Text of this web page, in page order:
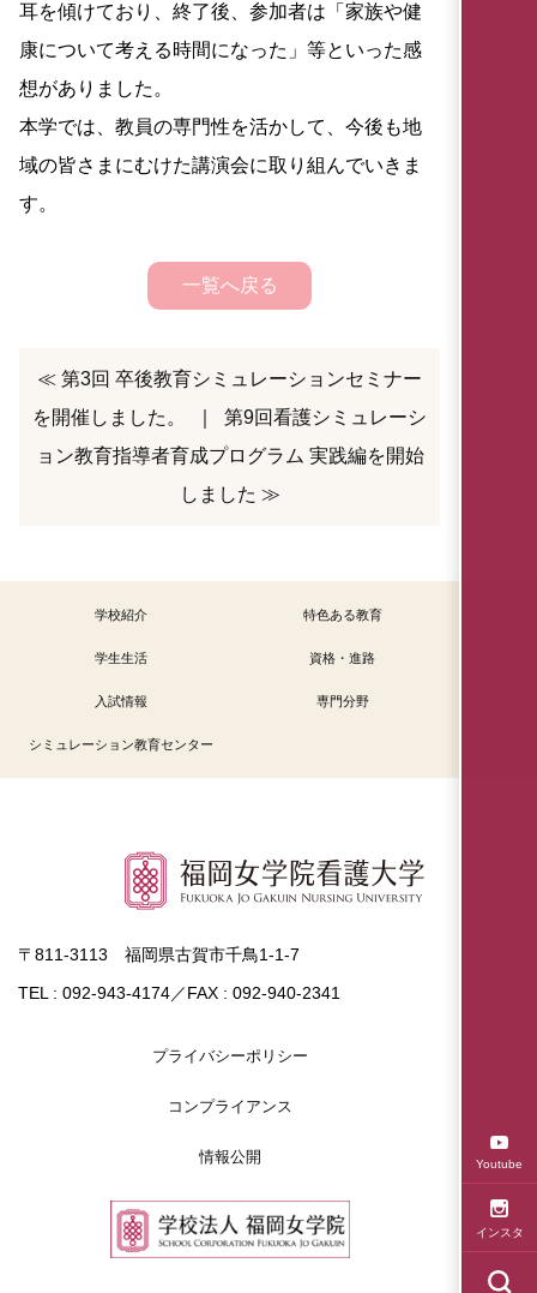
Youtube
インスタ
耳を傾けており、終了後、参加者は「家族や健
康について考える時間になった」等といった感
想がありました。
本学では、教員の専門性を活かして、今後も地
域の皆さまにむけた講演会に取り組んでいきま
す。
一覧へ戻る
≪ 第3回 卒後教育シミュレーションセミナー
を開催しました。
第9回看護シミュレーシ
ョン教育指導者育成プログラム 実践編を開始
しました ≫
学校紹介 特色ある教育
学生生活 資格・進路
入試情報 専門分野
シミュレーション教育センター
〒811-3113 福岡県古賀市千鳥1-1-7
TEL : 092-943-4174／FAX : 092-940-2341
プライバシーポリシー
コンプライアンス
情報公開